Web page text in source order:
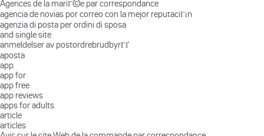
Agences de la mariГ©e par correspondance
agencia de novias por correo con la mejor reputaciГіn
agenzia di posta per ordini di sposa
and single site
anmeldelser av postordrebrudbyrГҐ
aposta
app
app for
app free
app reviews
apps for adults
article
articles